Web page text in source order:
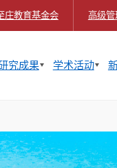
庄教育基金会 高级
究成果 学术活动